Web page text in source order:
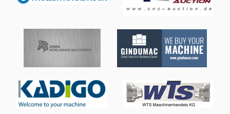
D1-8 Gamma di velocità (12) 25 - 1700 giri/min Gamma di
Gamma di avanzamenti frontali (42) 0,025 - 1,386 mm/giro
Filettature metriche (41) 0,1 - 14 mm Filettatura in pollici
(60) 2 - 112 Gg/1" Diametro punta 60 mm Corsa della punta
130 mm Portapunta MK 4 Potenza del motore 5,5 kW (7,5
1600 mm Peso circa 1675 kg Caratteristiche della macchina
- Moderno cuscinetto del mandrino principale con
cuscinetti a sfere a contatto obliquo in design di precisione